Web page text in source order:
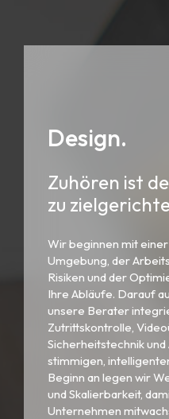
Design.
Zuhören ist
zu
Wir beginnen mit
Umgebung, der
Risiken und der
Ihre Abläufe. Darauf
unsere Berater
Zutrittskontrolle,
Sicherheitstechnik
stimmigen,
Beginn an legen wir
und Skalierbarkeit,
Unternehmen